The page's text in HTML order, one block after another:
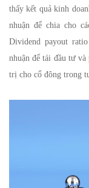
thấy kết quả kinh
nhuận để chia cho
Dividend payout
nhuận để tái đầu tư
trị cho cổ đông trong